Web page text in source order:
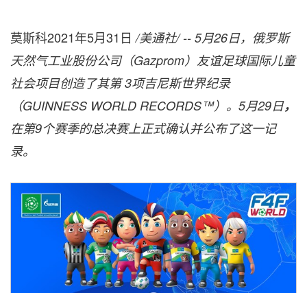
莫斯科2021年5月31日/美通社/ -- 5月26日，俄罗斯
天然气工业股份公司（Gazprom）友谊足球国际儿童
社会项目创造了其第 3项吉尼斯世界纪录
（GUINNESS WORLD RECORDS™）。 5月29日，
在第9个赛季的总决赛上正式确认并公布了这一记
录。